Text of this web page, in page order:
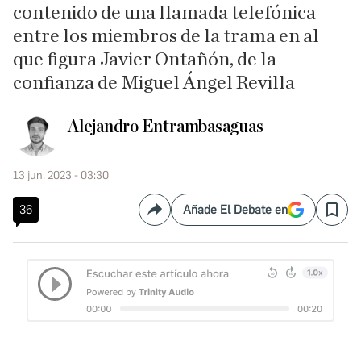
contenido de una llamada telefónica
entre los miembros de la trama en al
que figura Javier Ontañón, de la
confianza de Miguel Ángel Revilla
Alejandro Entrambasaguas
13 jun. 2023 - 03:30
36 CompartirAñade El Debate en Save